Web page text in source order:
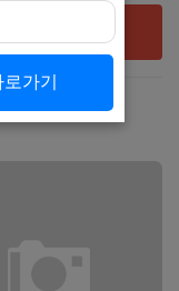
로가기